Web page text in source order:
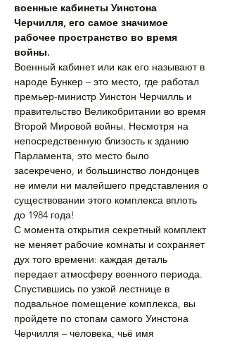
военные кабинеты Уинстона
Черчилля, его самое значимое
рабочее пространство во время
войны.
Военный кабинет или как его называют в
народе Бункер – это место, где работал
премьер-министр Уинстон Черчилль и
правительство Великобритании во время
Второй Мировой войны. Несмотря на
непосредственную близость к зданию
Парламента, это место было
засекречено, и большинство лондонцев
не имели ни малейшего представления о
существовании этого комплекса вплоть
до 1984 года!
С момента открытия секретный комплект
не меняет рабочие комнаты и сохраняет
дух того времени: каждая деталь
передает атмосферу военного периода.
Спустившись по узкой лестнице в
подвальное помещение комплекса, вы
пройдете по стопам самого Уинстона
Черчилля – человека, чьё имя